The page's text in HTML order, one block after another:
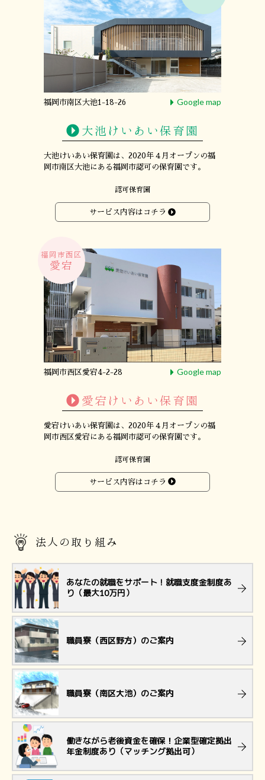
福岡市南区大池1-18-26 Google map
大池けいあい保育園
大池けいあい保育園は、 2020年４月オープンの福
岡市南区大池にある福岡市認可の保育園です。
認可保育園
サービス内容はコチラ
福岡市西区愛宕4-2-28 Google map
福岡市西区
愛宕
愛宕けいあい保育園
愛宕けいあい保育園は、 2020年４月オープンの福
岡市西区愛宕にある福岡市認可の保育園です。
認可保育園
サービス内容はコチラ
法人の取り組み
あなたの就職をサポート！就職支度金制度あ
り（最大10万円）
職員寮（西区野方）のご案内
職員寮（南区大池）のご案内
働きながら老後資金を確保！企業型確定拠出
年金制度あり（マッチング拠出可）